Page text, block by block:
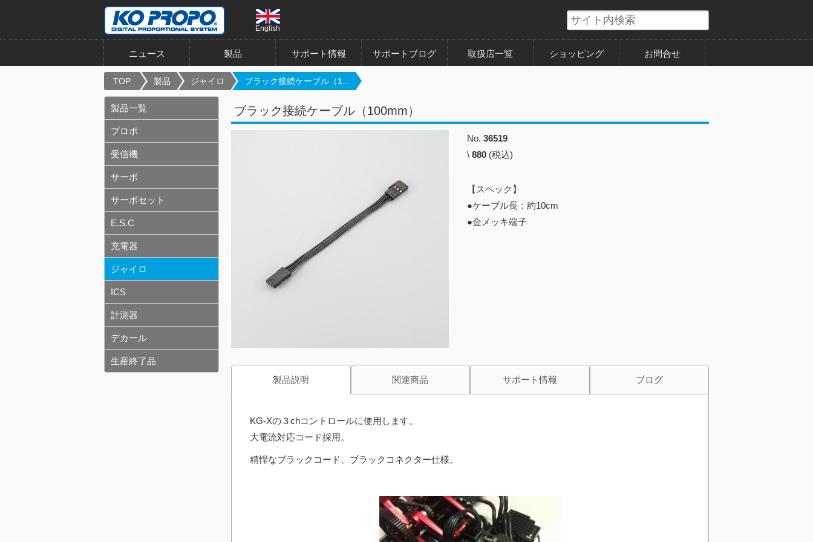
English
ニュース 製品 サポート情報 サポートブログ 取扱店一覧 ショッピング お問合せ
TOP 製品 ジャイロ ブラック接続ケーブル（1...
ブラック接続ケーブル（100mm）
No. 36519
\ 880 (税込)
【スペック】
●ケーブル長：約10cm
●金メッキ端子
製品説明 関連商品 サポート情報 ブログ
KG-Xの３chコントロールに使用します。
大電流対応コード採用。
精悍なブラックコード、ブラックコネクター仕様。
製品一覧
プロポ
受信機
サーボ
サーボセット
E.S.C
充電器
ジャイロ
ICS
計測器
デカール
生産終了品